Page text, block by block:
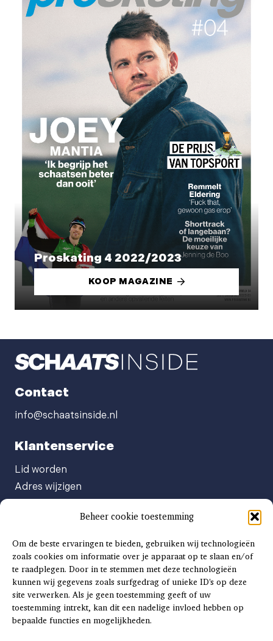
Beheer cookie toestemming
Om de beste ervaringen te bieden, gebruiken wij technologieën
zoals cookies om informatie over je apparaat op te slaan en/of
te raadplegen. Door in te stemmen met deze technologieën
kunnen wij gegevens zoals surfgedrag of unieke ID's op deze
site verwerken. Als je geen toestemming geeft of uw
toestemming intrekt, kan dit een nadelige invloed hebben op
bepaalde functies en mogelijkheden.
Proskating 4 2022/2023
KOOP MAGAZINE
Contact
info@schaatsinside.nl
Klantenservice
Lid worden
Adres wijzigen
Abonnement opzeggen
Afgeven automatische incasso
Factuur betalen
Klachtenformulier
Overige vragen
Adverteren